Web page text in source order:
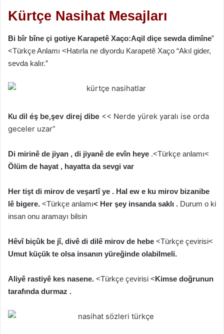
Kürtçe Nasihat Mesajları
Bi bîr bîne çi gotiye Karapetê Xaço:Aqil diçe sewda dimîne”
<Türkçe Anlamı <Hatırla ne diyordu Karapetê Xaço “Akıl gider,
sevda kalır.”
Ku dil éş be,şev direj dibe << Nerde yürek yaralı ise orda
geceler uzar”
Di mirinê de jiyan , di jiyanê de evîn heye .<Türkçe anlamı<
Ölüm de hayat , hayatta da sevgi var
Her tişt di mirov de veşartî ye . Hal ew e ku mirov bizanibe
lê bigere. <Türkçe anlamı< Her şey insanda saklı . Durum o ki
insan onu aramayı bilsin
Hêvî biçûk be jî, divê di dilê mirov de hebe <Türkçe çevirisi<
Umut küçük te olsa insanın yüreğinde olabilmeli.
Aliyê rastiyê kes nasene. <Türkçe çevirisi <Kimse doğrunun
tarafında durmaz .